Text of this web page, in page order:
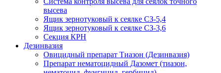
высева
Ящик зернотуковый к сеялке СЗ-5,4
Ящик зернотуковый к сеялке СЗ-3,6
Секция КРН
Дезинвазия
Овицидный препарат Тиазон (Дезинвазия)
Препарат нематоцидный Дазомет (тиазон,